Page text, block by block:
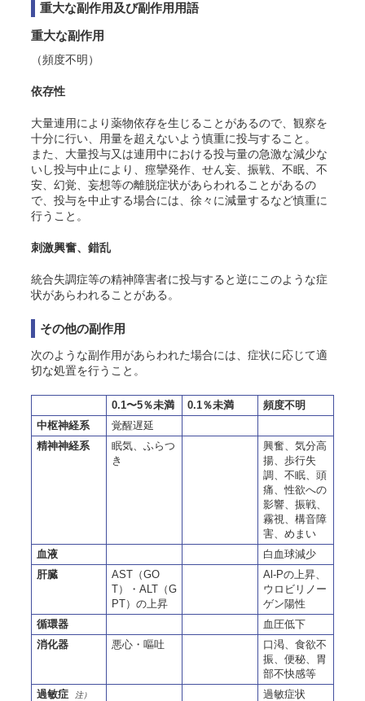
重大な副作用及び副作用用語
重大な副作用
（頻度不明）
依存性
大量連用により薬物依存を生じることがあるので、観察を
十分に行い、用量を超えないよう慎重に投与すること。
また、大量投与又は連用中における投与量の急激な減少な
いし投与中止により、痙攣発作、せん妄、振戦、不眠、不
安、幻覚、妄想等の離脱症状があらわれることがあるの
で、投与を中止する場合には、徐々に減量するなど慎重に
行うこと。
刺激興奮、錯乱
統合失調症等の精神障害者に投与すると逆にこのような症
状があらわれることがある。
その他の副作用
次のような副作用があらわれた場合には、症状に応じて適
切な処置を行うこと。
0.1〜5％未満 0.1％未満
頻度不明
中枢神経系
覚醒遅延
精神神経系
眠気、ふらつ
き
興奮、気分高
揚、歩行失
調、不眠、頭
痛、性欲への
影響、振戦、
霧視、構音障
害、めまい
血液
白血球減少
肝臓
AST（GO
T）・ALT（G
PT）の上昇
Al-Pの上昇、
ウロビリノー
ゲン陽性
循環器
血圧低下
消化器
悪心・嘔吐
口渇、食欲不
振、便秘、胃
部不快感等
過敏症
注）
過敏症状